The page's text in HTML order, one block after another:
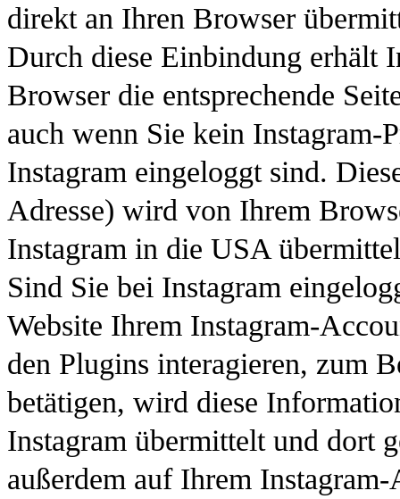
direkt an Ihren Browser
Durch diese Einbindung erhält
Browser die entsprechende
auch wenn Sie kein Instagram-
Instagram eingeloggt sind.
Adresse) wird von Ihrem
Instagram in die USA
Sind Sie bei Instagram
Website Ihrem Instagram-
den Plugins interagieren, zum
betätigen, wird diese
Instagram übermittelt und dort
außerdem auf Ihrem